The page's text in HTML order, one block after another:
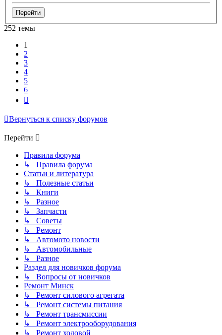
252 темы
1
2
3
4
5
6
Вернуться к списку форумов
Перейти
Правила форума
↳ Правила форума
Статьи и литература
↳ Полезные статьи
↳ Книги
↳ Разное
↳ Запчасти
↳ Советы
↳ Ремонт
↳ Автомото новости
↳ Автомобильные
↳ Разное
Раздел для новичков форума
↳ Вопросы от новичков
Ремонт Минск
↳ Ремонт силового агрегата
↳ Ремонт системы питания
↳ Ремонт трансмиссии
↳ Ремонт электрооборудования
↳ Ремонт ходовой